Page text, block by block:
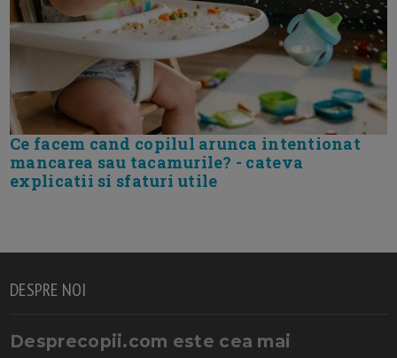
Ce facem cand copilul arunca intentionat
mancarea sau tacamurile? - cateva
explicatii si sfaturi utile
DESPRE NOI
Desprecopii.com este cea mai